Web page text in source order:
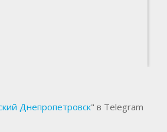
Днепропетровск" в Telegram